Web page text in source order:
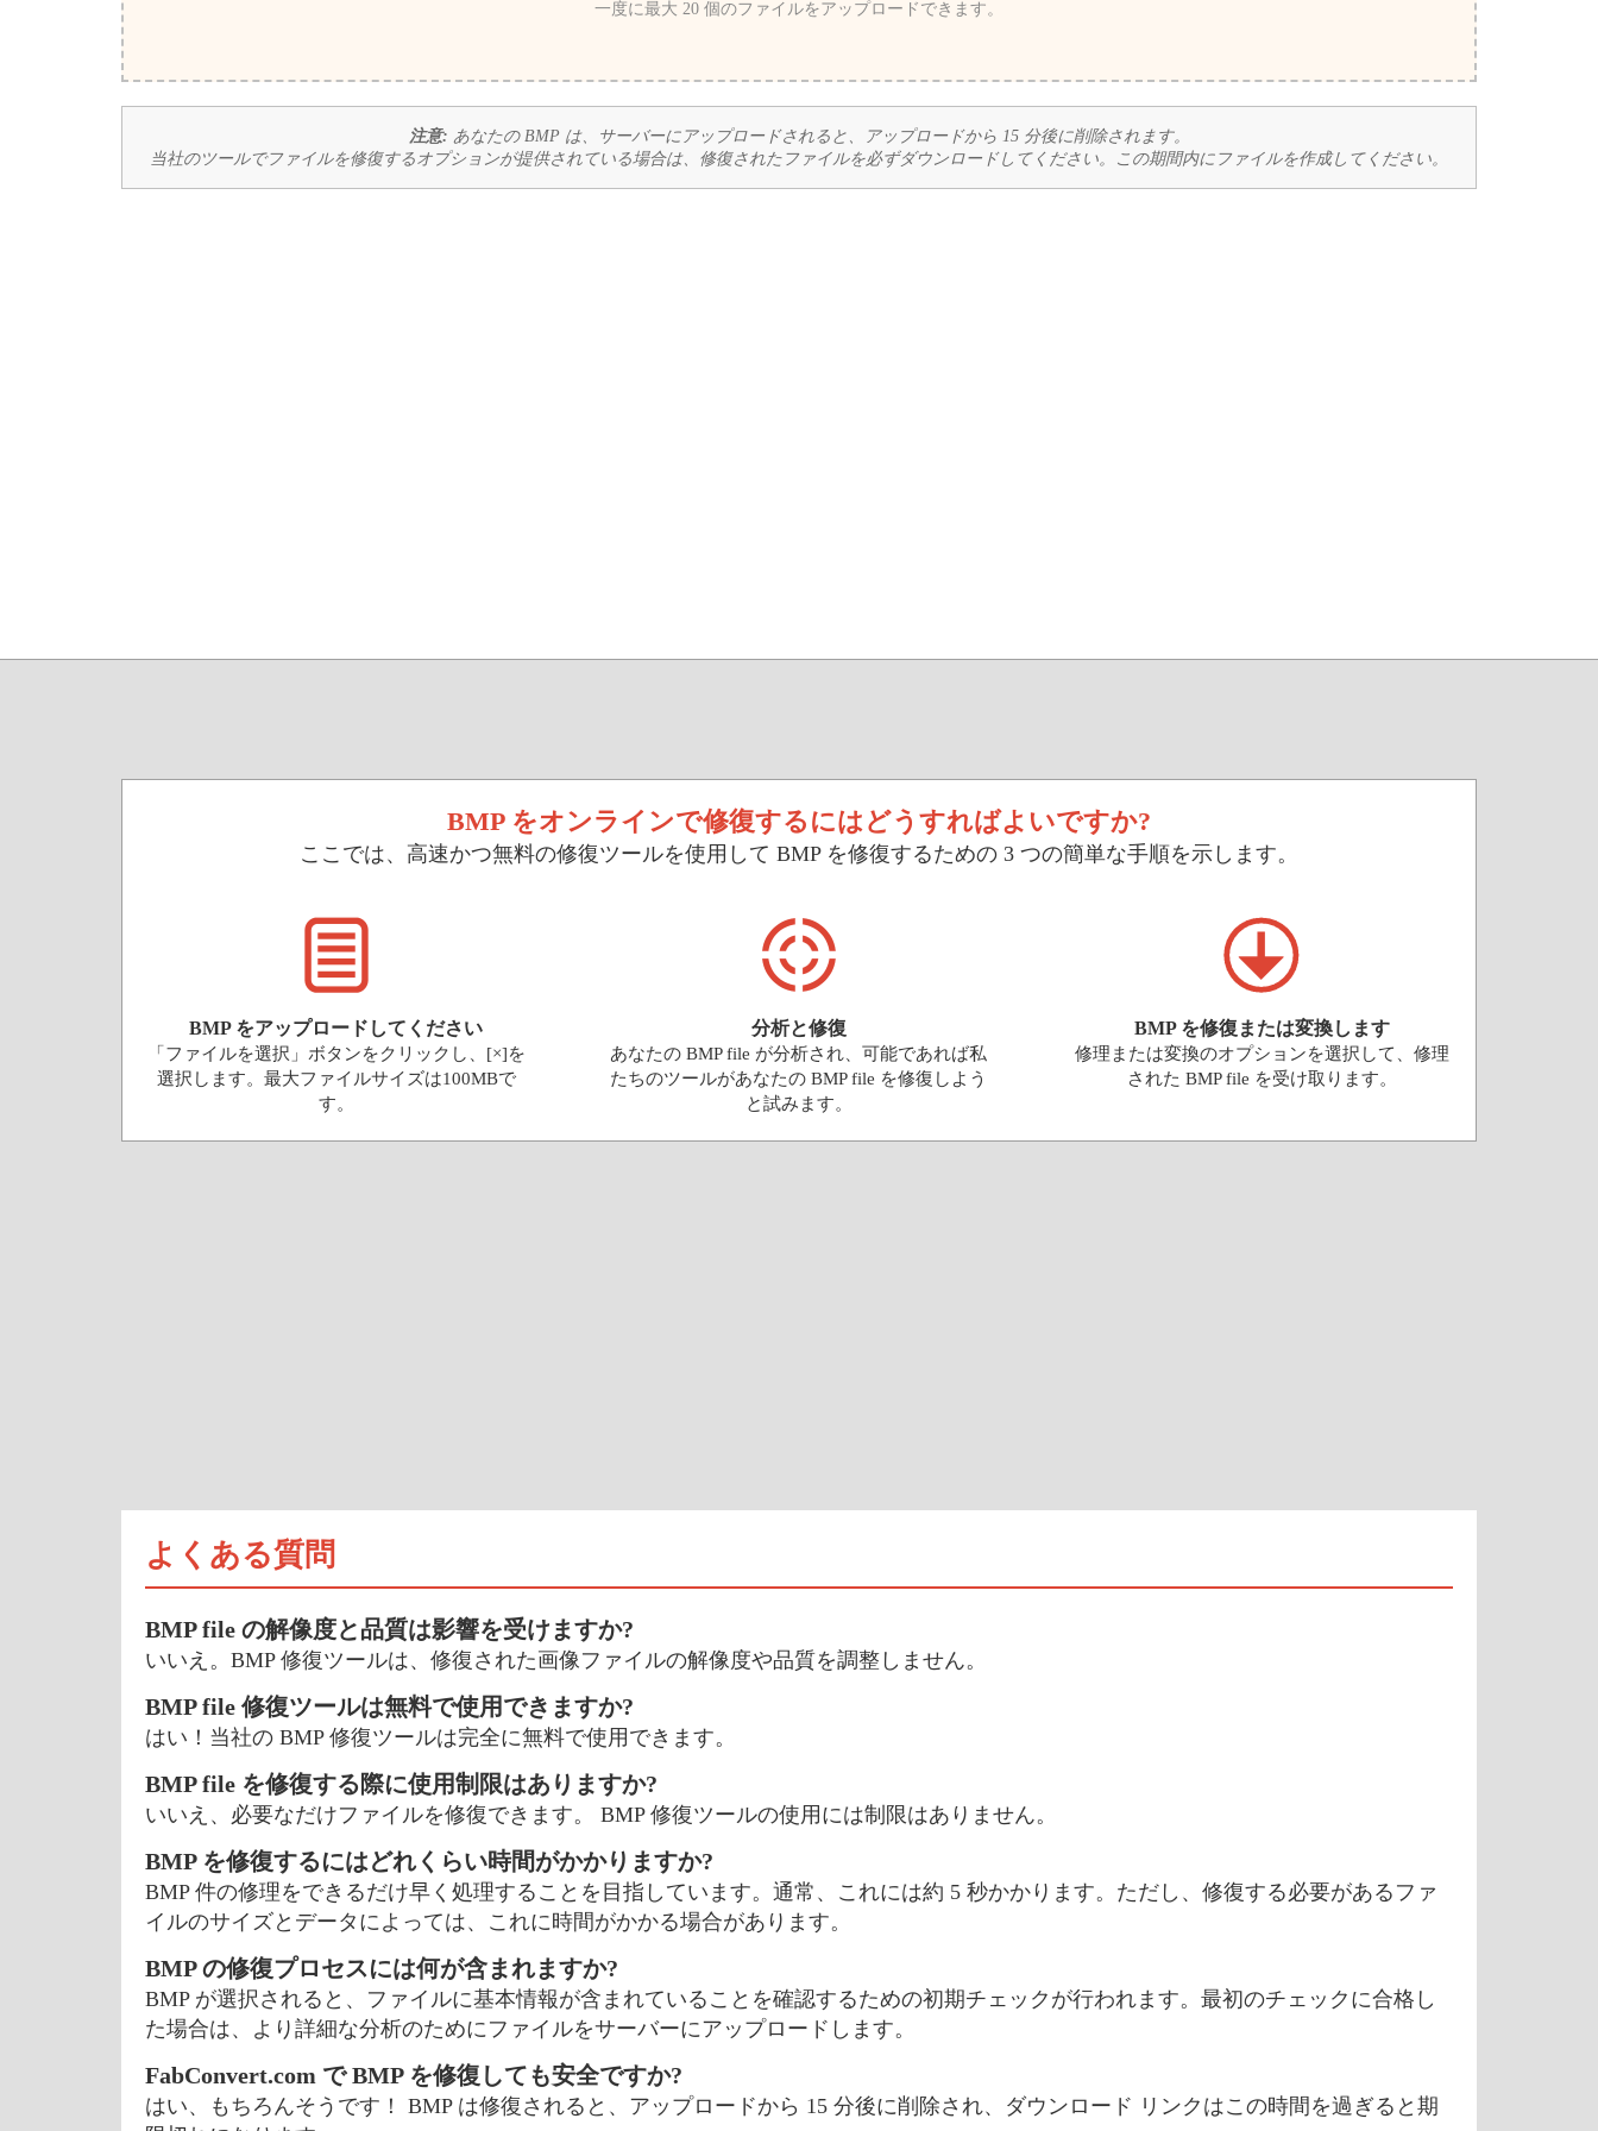
一度に最大 20 個のファイルをアップロードできます。
注意: あなたの BMP は、サーバーにアップロードされると、アップロードから 15 分後に削除されます。
当社のツールでファイルを修復するオプションが提供されている場合は、修復されたファイルを必ずダウンロードしてください。この期間内にファイルを作成してください。
BMP をオンラインで修復するにはどうすればよいですか?
ここでは、高速かつ無料の修復ツールを使用して BMP を修復するための 3 つの簡単な手順を示します。
BMP をアップロードしてください
「ファイルを選択」ボタンをクリックし、[×]を
選択します。最大ファイルサイズは100MBで
す。
分析と修復
あなたの BMP file が分析され、可能であれば私
たちのツールがあなたの BMP file を修復しよう
と試みます。
BMP を修復または変換します
修理または変換のオプションを選択して、修理
された BMP file を受け取ります。
よくある質問
BMP file の解像度と品質は影響を受けますか?
いいえ。BMP 修復ツールは、修復された画像ファイルの解像度や品質を調整しません。
BMP file 修復ツールは無料で使用できますか?
はい！当社の BMP 修復ツールは完全に無料で使用できます。
BMP file を修復する際に使用制限はありますか?
いいえ、必要なだけファイルを修復できます。 BMP 修復ツールの使用には制限はありません。
BMP を修復するにはどれくらい時間がかかりますか?
BMP 件の修理をできるだけ早く処理することを目指しています。通常、これには約 5 秒かかります。ただし、修復する必要があるファ
イルのサイズとデータによっては、これに時間がかかる場合があります。
BMP の修復プロセスには何が含まれますか?
BMP が選択されると、ファイルに基本情報が含まれていることを確認するための初期チェックが行われます。最初のチェックに合格し
た場合は、より詳細な分析のためにファイルをサーバーにアップロードします。
FabConvert.com で BMP を修復しても安全ですか?
はい、もちろんそうです！ BMP は修復されると、アップロードから 15 分後に削除され、ダウンロード リンクはこの時間を過ぎると期